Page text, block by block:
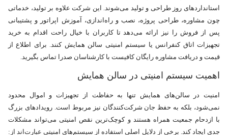
استانداردهای روز طراحی و تولید می‌شوند. این شرکت علاوه بر تولید، خدماتی
چون مشاوره، طراحی پروژه، نصب و راه‌اندازی، آموزش اپراتور و پشتیبانی
پس از فروش را نیز ارائه می‌دهد تا کاربران با خیال راحت اقدام به خرید
تجهیزات اتاق کنفرانس یا سیستم امنیتی سالن همایش کنند. برای اطلاع از
قیمت و دریافت مشاوره رایگان کافیست با کارشناسان صدرا تماس بگیرید.
اهمیت سیستم امنیتی در سالن‌ همایش
امنیت در سالن‌های همایش تنها به حفاظت از تجهیزات و اموال محدود
نمی‌شود، بلکه به حفظ جان شرکت‌کنندگان نیز مربوط است. رویدادهای بزرگ
با ازدحام جمعیت همراه هستند و کوچک‌ترین نقص امنیتی می‌تواند مشکلات
جدی ایجاد کند. برخی از دلایل اصلی استفاده از سیستم‌های امنیتی عبارت‌اند از: